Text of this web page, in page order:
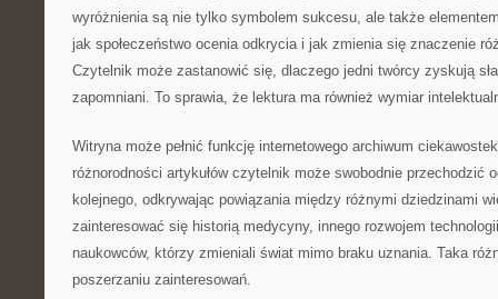
wyróżnienia są nie tylko symbolem sukcesu, ale także
jak społeczeństwo ocenia odkrycia i jak zmienia się znaczenie
Czytelnik może zastanowić się, dlaczego jedni twórcy zyskują
zapomniani. To sprawia, że lektura ma również wymiar
Witryna może pełnić funkcję internetowego archiwum
różnorodności artykułów czytelnik może swobodnie przechodzić
kolejnego, odkrywając powiązania między różnymi dziedzinami
zainteresować się historią medycyny, innego rozwojem
naukowców, którzy zmieniali świat mimo braku uznania. Taka
poszerzaniu zainteresowań.